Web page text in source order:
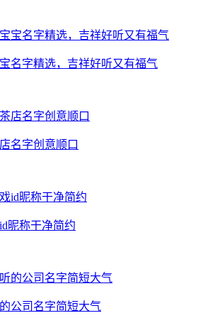
名字精选，吉祥好听又有福气
名字创意顺口
昵称干净简约
公司名字简短大气